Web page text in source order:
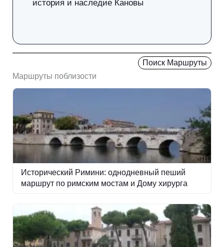
история и наследие Кановы
Маршруты поблизости
Поиск Маршруты
Исторический Римини: однодневный пеший
маршрут по римским мостам и Дому хирурга